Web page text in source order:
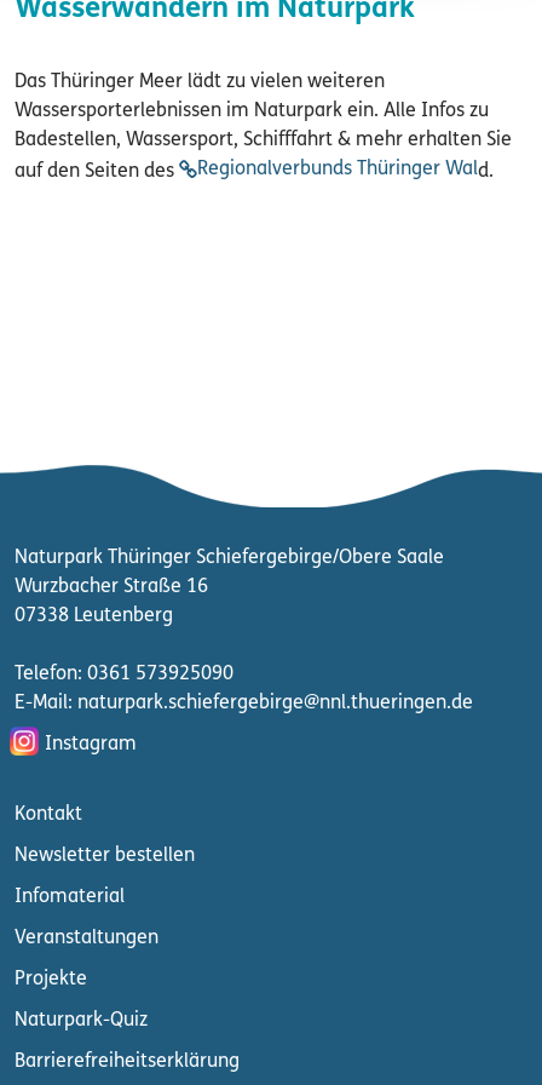
Wasserwandern im Naturpark
Das Thüringer Meer lädt zu vielen weiteren
Wassersporterlebnissen im Naturpark ein. Alle Infos zu
Badestellen, Wassersport, Schifffahrt & mehr erhalten Sie
auf den Seiten des
Regionalverbunds Thüringer Wald.
Naturpark Thüringer Schiefergebirge/Obere Saale
Wurzbacher Straße 16
07338 Leutenberg
Telefon: 0361 573925090
E-Mail: naturpark.schiefergebirge@nnl.thueringen.de
Instagram
Kontakt
Newsletter bestellen
Infomaterial
Veranstaltungen
Projekte
Naturpark-Quiz
Barrierefreiheitserklärung